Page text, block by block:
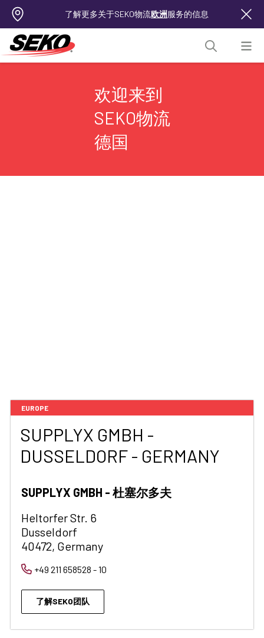
了解更多关于SEKO物流欧洲服务的信息
欢迎来到
SEKO物流
德国
EUROPE
SUPPLYX GMBH -
DUSSELDORF - GERMANY
SUPPLYX GMBH - 杜塞尔多夫
Heltorfer Str. 6
Dusseldorf
40472, Germany
+49 211 658528 - 10
了解SEKO团队